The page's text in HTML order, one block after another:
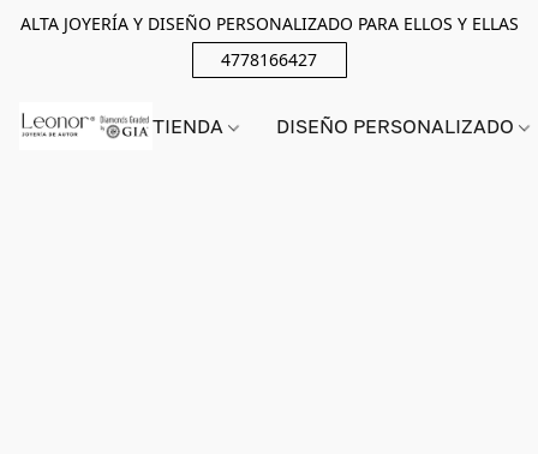
ALTA JOYERÍA Y DISEÑO PERSONALIZADO PARA ELLOS Y ELLAS
4778166427
TIENDA DISEÑO PERSONALIZADO